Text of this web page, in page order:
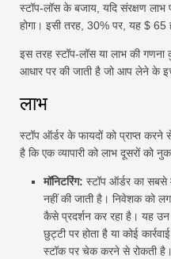
स्टॉप-लॉस के बजाय, यदि संरक्षण
होगा। इसी तरह, 30% पर, यह $ 65
इस तरह स्टॉप-लॉस या लाभ की गणना
आधार पर की जाती है जो आप लेने के
लाभ
स्टॉप ऑर्डर के फायदों को प्राप्त करने
है कि एक व्यापारी को लाभ दूसरों को
मॉनिटरिंग: स्टॉप ऑर्डर का सबसे
नहीं की जाती है। निवेशक को
कैसे प्रदर्शन कर रहा है। यह उन
छुट्टी पर होता है या कोई
स्टॉक पर चेक करने से रोकती है।